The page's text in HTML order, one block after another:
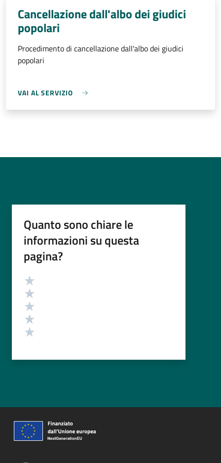
Cancellazione dall'albo dei giudici
popolari
Procedimento di cancellazione dall'albo dei giudici
popolari
VAI AL SERVIZIO
Quanto sono chiare le
informazioni su questa
pagina?
Valutazione